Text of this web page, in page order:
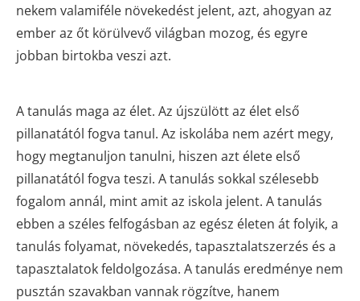
nekem valamiféle növekedést jelent, azt, ahogyan az
ember az őt körülvevő világban mozog, és egyre
jobban birtokba veszi azt.
A tanulás maga az élet. Az újszülött az élet első
pillanatától fogva tanul. Az iskolába nem azért megy,
hogy megtanuljon tanulni, hiszen azt élete első
pillanatától fogva teszi. A tanulás sokkal szélesebb
fogalom annál, mint amit az iskola jelent. A tanulás
ebben a széles felfogásban az egész életen át folyik, a
tanulás folyamat, növekedés, tapasztalatszerzés és a
tapasztalatok feldolgozása. A tanulás eredménye nem
pusztán szavakban vannak rögzítve, hanem